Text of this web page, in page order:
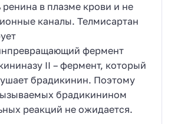
ренина в плазме крови и не
каналы. Телмисартан
фермент
II – фермент, который
брадикинин. Поэтому
брадикинином
реакций не ожидается.